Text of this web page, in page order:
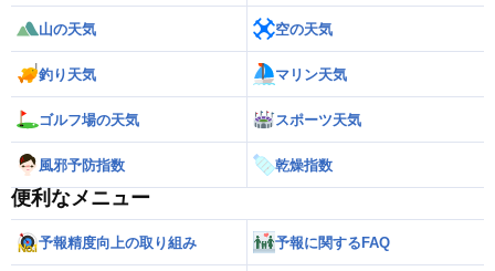
山の天気 空の天気
釣り天気 マリン天気
ゴルフ場の天気 スポーツ天気
風邪予防指数 乾燥指数
便利なメニュー
予報精度向上の取り組み 予報に関するFAQ